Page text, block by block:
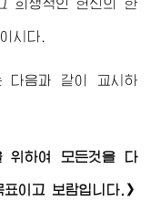
희생적인 헌신의 한
이시다.
다음과 같이 교시하
위하여 모든것을 다
이고 보람입니다.》